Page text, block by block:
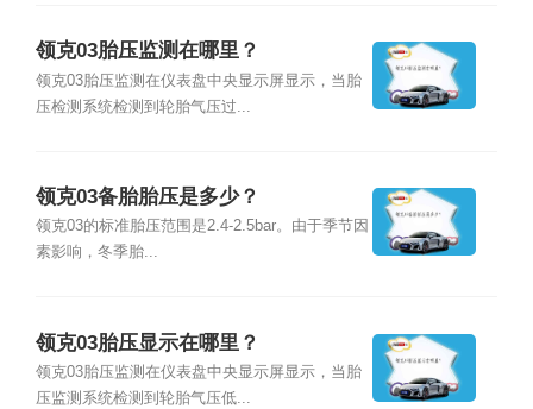
领克03胎压监测在哪里？
领克03胎压监测在仪表盘中央显示屏显示，当胎
压检测系统检测到轮胎气压过...
领克03备胎胎压是多少？
领克03的标准胎压范围是2.4-2.5bar。由于季节因
素影响，冬季胎...
领克03胎压显示在哪里？
领克03胎压监测在仪表盘中央显示屏显示，当胎
压监测系统检测到轮胎气压低...